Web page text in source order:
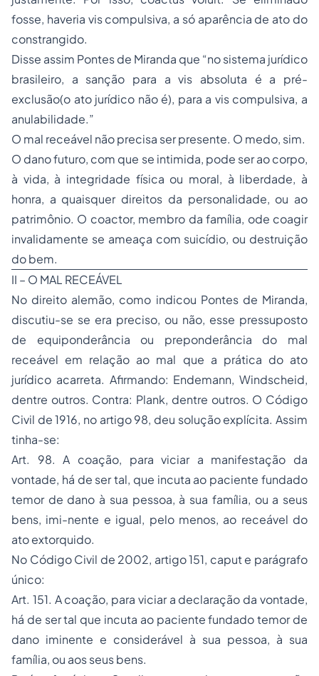
fosse, haveria vis compulsiva, a só aparência de ato do
constrangido.
Disse assim Pontes de Miranda que “no sistema jurídico
brasileiro, a sanção para a vis absoluta é a pré-
exclusão(o ato jurídico não é), para a vis compulsiva, a
anulabilidade.”
O mal receável não precisa ser presente. O medo, sim.
O dano futuro, com que se intimida, pode ser ao corpo,
à vida, à integridade física ou moral, à liberdade, à
honra, a quaisquer direitos da personalidade, ou ao
patrimônio. O coactor, membro da família, ode coagir
invalidamente se ameaça com suicídio, ou destruição
do bem.
II – O MAL RECEÁVEL
No direito alemão, como indicou Pontes de Miranda,
discutiu-se se era preciso, ou não, esse pressuposto
de equiponderância ou preponderância do mal
receável em relação ao mal que a prática do ato
jurídico acarreta. Afirmando: Endemann, Windscheid,
dentre outros. Contra: Plank, dentre outros. O Código
Civil de 1916, no artigo 98, deu solução explícita. Assim
tinha-se:
Art. 98. A coação, para viciar a manifestação da
vontade, há de ser tal, que incuta ao paciente fundado
temor de dano à sua pessoa, à sua família, ou a seus
bens, imi-nente e igual, pelo menos, ao receável do
ato extorquido.
No Código Civil de 2002, artigo 151, caput e parágrafo
único:
Art. 151. A coação, para viciar a declaração da vontade,
há de ser tal que incuta ao paciente fundado temor de
dano iminente e considerável à sua pessoa, à sua
família, ou aos seus bens.
Parágrafo único. Se disser respeito a pessoa não